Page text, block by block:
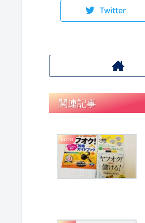
Twitter
関連記事
BLOG